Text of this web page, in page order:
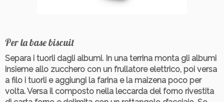
Per la base biscuit
Separa i tuorli dagli albumi. In una terrina monta gli albumi
insieme allo zucchero con un frullatore elettrico, poi versa
a filo i tuorli e aggiungi la farina e la maizena poco per
volta. Versa il composto nella leccarda del forno rivestita